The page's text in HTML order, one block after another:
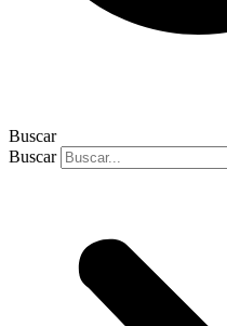
Buscar
Buscar